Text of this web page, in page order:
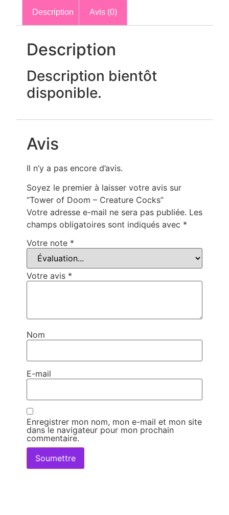
Description Avis (0)
Description
Description bientôt
disponible.
Avis
Il n’y a pas encore d’avis.
Soyez le premier à laisser votre avis sur
“Tower of Doom – Creature Cocks”
Votre adresse e-mail ne sera pas publiée. Les
champs obligatoires sont indiqués avec *
Votre note *
Votre avis *
Nom
E-mail
Enregistrer mon nom, mon e-mail et mon site
dans le navigateur pour mon prochain
commentaire.